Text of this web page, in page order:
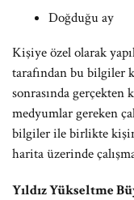
Doğduğu ay
Kişiye özel olarak
tarafından bu bilgiler
sonrasında gerçekten
medyumlar gereken
bilgiler ile birlikte
harita üzerinde
Yıldız Yükseltme